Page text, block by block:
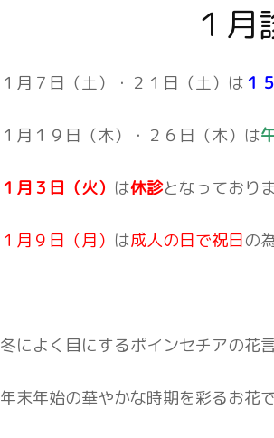
１
１月７日（土）・２１日（土）は １
１月１９日（木）・２６日（木）は
１月３日（火） は休診となっておりま
１月９日（月） は成人の日で祝日の
冬によく目にするポインセチアの花
年末年始の華やかな時期を彩るお花